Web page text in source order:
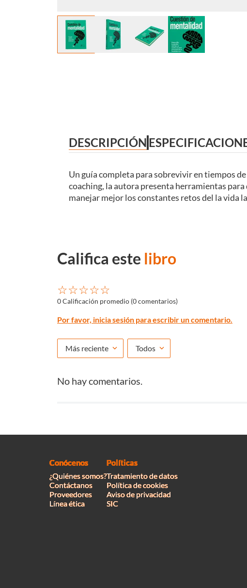
DESCRIPCIÓN
Un guía completa para sobrevivir en tiempos
coaching, la autora presenta herramientas
manejar mejor los constantes retos del la vida
Califica este libro
☆☆☆☆☆
0 Calificación promedio (0 comentarios)
Por favor, inicia sesión para escribir un comentario.
Más reciente Todos
No hay comentarios.
Conócenos
¿Quiénes somos?
Contáctanos
Proveedores
Línea ética
Políticas
Tratamiento de datos
Política de cookies
Aviso de privacidad
SIC